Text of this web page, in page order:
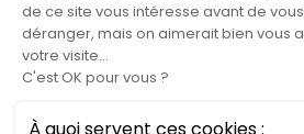
Accès Adhérent